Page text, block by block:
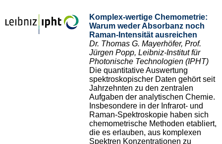
Komplex-wertige Chemometrie:
Warum weder Absorbanz noch
Raman-Intensität ausreichen
Dr. Thomas G. Mayerhöfer, Prof.
Jürgen Popp, Leibniz-Institut für
Photonische Technologien (IPHT)
Die quantitative Auswertung
spektroskopischer Daten gehört seit
Jahrzehnten zu den zentralen
Aufgaben der analytischen Chemie.
Insbesondere in der Infrarot- und
Raman-Spektroskopie haben sich
chemometrische Methoden etabliert,
die es erlauben, aus komplexen
Spektren Konzentrationen zu